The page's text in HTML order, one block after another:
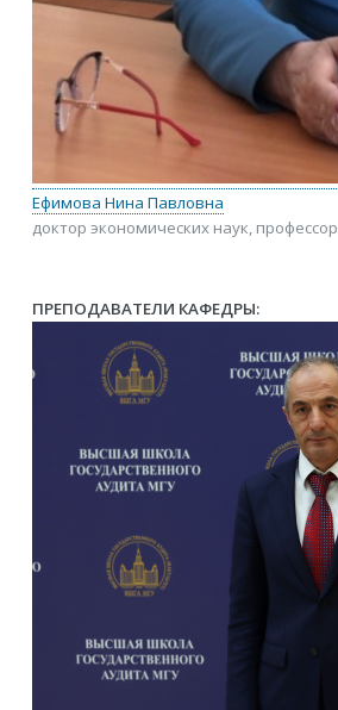
Ефимова Нина Павловна
доктор экономических наук, профессор
ПРЕПОДАВАТЕЛИ КАФЕДРЫ: